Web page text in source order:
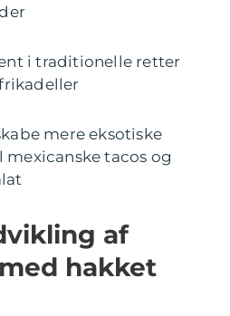
i traditionelle retter
mere eksotiske
tacos og
af
hakket